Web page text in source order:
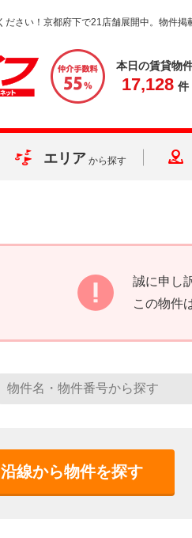
ださい！京都府下で21店舗展開中。物件掲
本日の賃貸物
17,128 件
エリア から探す
誠に申し
この物件
沿線から物件を探す